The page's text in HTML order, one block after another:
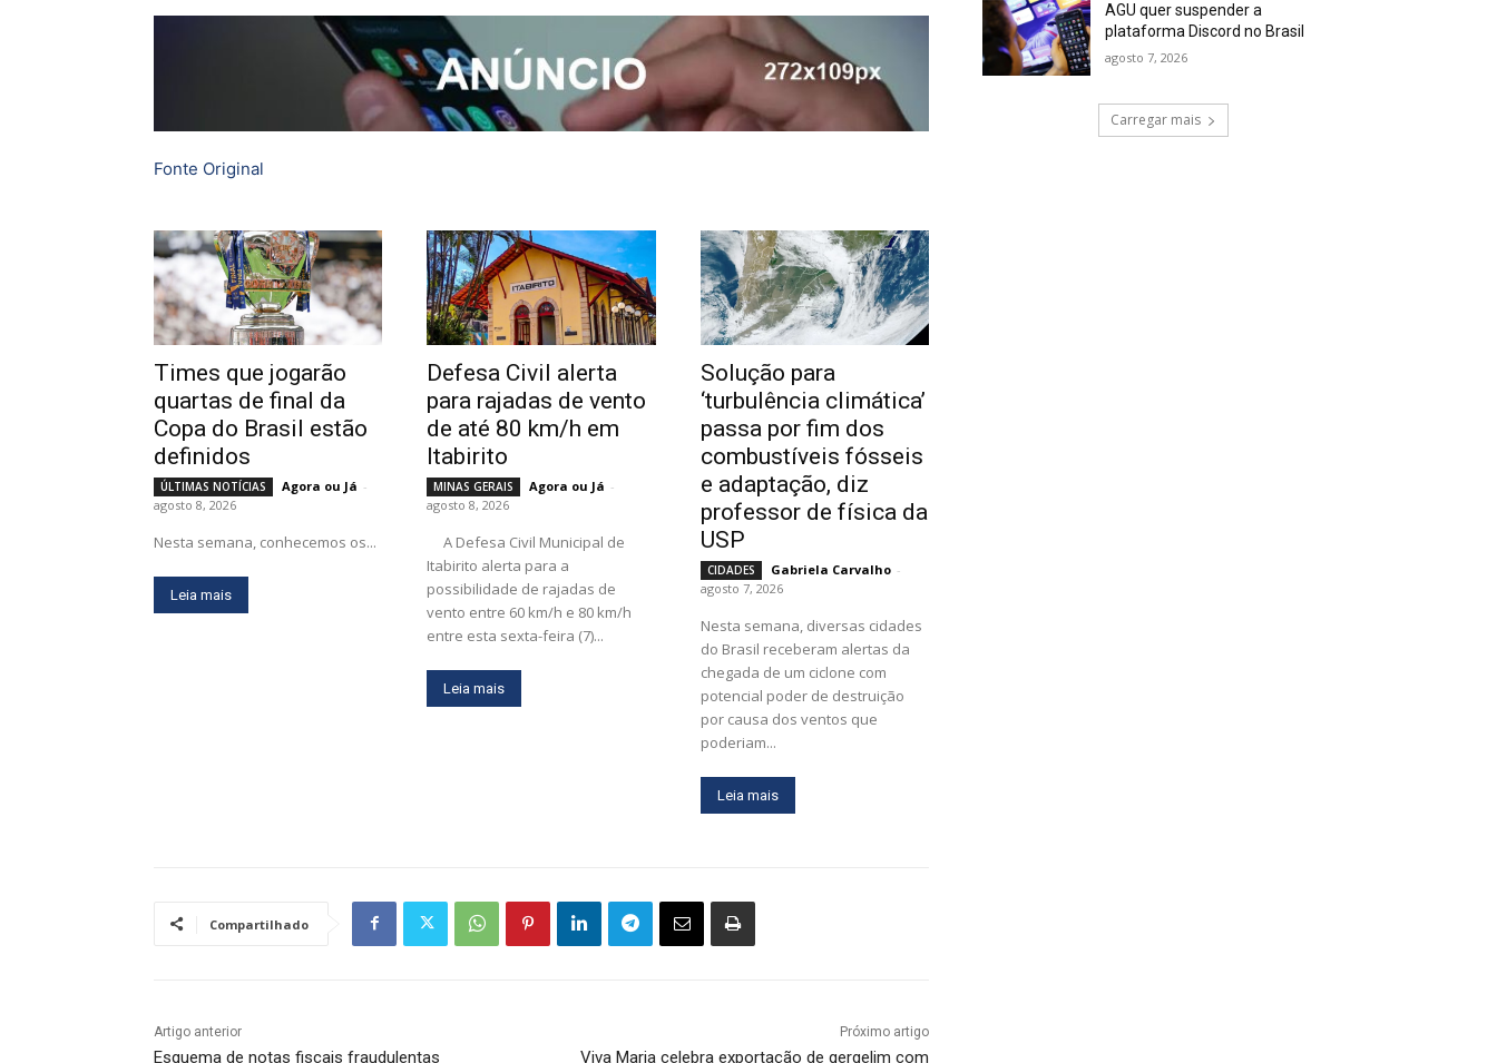
Fonte Original
Times que jogarão
quartas de final da
Copa do Brasil estão
definidos
ÚLTIMAS NOTÍCIAS Agora ou Já -
agosto 8, 2026
Nesta semana, conhecemos os...
Leia mais
Defesa Civil alerta
para rajadas de vento
de até 80 km/h em
Itabirito
MINAS GERAIS Agora ou Já -
agosto 8, 2026
Itabirito alerta para a
possibilidade de rajadas de
vento entre 60 km/h e 80 km/h
entre esta sexta-feira (7)...
Leia mais
Solução para
‘turbulência climática’
passa por fim dos
combustíveis fósseis
e adaptação, diz
professor de física da
USP
CIDADES Gabriela Carvalho -
agosto 7, 2026
Nesta semana, diversas cidades
do Brasil receberam alertas da
chegada de um ciclone com
potencial poder de destruição
por causa dos ventos que
poderiam...
Leia mais
Compartilhado
Artigo anterior
Esquema de notas fiscais fraudulentas
Próximo artigo
Viva Maria celebra exportação de gergelim com
AGU quer suspender a
plataforma Discord no Brasil
agosto 7, 2026
Carregar mais